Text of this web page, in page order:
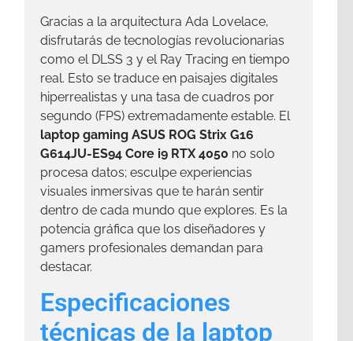
Gracias a la arquitectura Ada Lovelace,
disfrutarás de tecnologías revolucionarias
como el DLSS 3 y el Ray Tracing en tiempo
real. Esto se traduce en paisajes digitales
hiperrealistas y una tasa de cuadros por
segundo (FPS) extremadamente estable. El
laptop gaming ASUS ROG Strix G16
G614JU-ES94 Core i9 RTX 4050 no solo
procesa datos; esculpe experiencias
visuales inmersivas que te harán sentir
dentro de cada mundo que explores. Es la
potencia gráfica que los diseñadores y
gamers profesionales demandan para
destacar.
Especificaciones
técnicas de la laptop